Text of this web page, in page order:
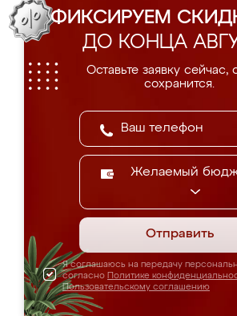
ФИКСИРУЕМ
ДО КОНЦА
Оставьте заявку сейчас,
сохранится.
Желаемый
Отправить
Я соглашаюсь на передачу
согласно Политике
Пользовательскому соглашению